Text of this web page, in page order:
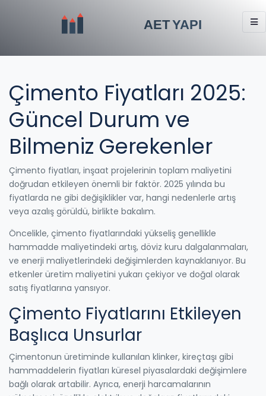
Çimento Fiyatları 2025:
Güncel Durum ve
Bilmeniz Gerekenler
Çimento fiyatları, inşaat projelerinin toplam maliyetini
doğrudan etkileyen önemli bir faktör. 2025 yılında bu
fiyatlarda ne gibi değişiklikler var, hangi nedenlerle artış
veya azalış görüldü, birlikte bakalım.
Öncelikle, çimento fiyatlarındaki yükseliş genellikle
hammadde maliyetindeki artış, döviz kuru dalgalanmaları,
ve enerji maliyetlerindeki değişimlerden kaynaklanıyor. Bu
etkenler üretim maliyetini yukarı çekiyor ve doğal olarak
satış fiyatlarına yansıyor.
Çimento Fiyatlarını Etkileyen
Başlıca Unsurlar
Çimentonun üretiminde kullanılan klinker, kireçtaşı gibi
hammaddelerin fiyatları küresel piyasalardaki değişimlere
bağlı olarak artabilir. Ayrıca, enerji harcamalarının